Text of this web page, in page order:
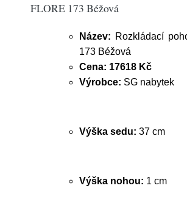
FLORE 173 Béžová
Název: Rozkládací
173 Béžová
Cena: 17618 Kč
Výrobce: SG nabytek
Výška sedu: 37 cm
Výška nohou: 1 cm